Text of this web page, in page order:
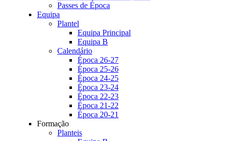
Passes de Época
Equipa
Plantel
Equipa Principal
Equipa B
Calendário
Época 26-27
Época 25-26
Época 24-25
Época 23-24
Época 22-23
Época 21-22
Época 20-21
Formação
Planteis